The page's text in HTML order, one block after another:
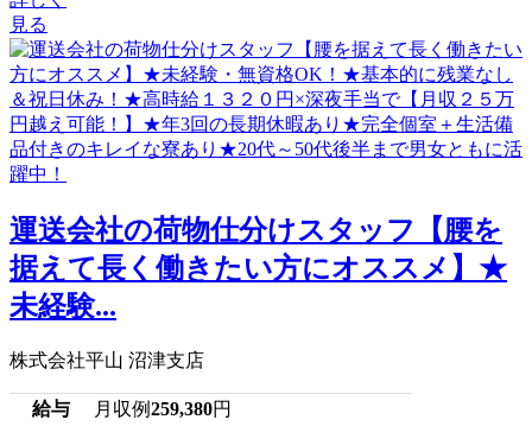
見る
運送会社の荷物仕分けスタッフ【腰を
据えて長く働きたい方にオススメ】★
未経験...
株式会社平山 沼津支店
給与 月収例259,380円